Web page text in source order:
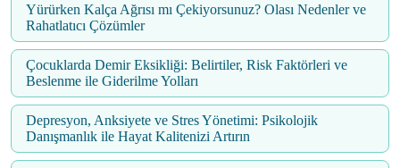
Yürürken Kalça Ağrısı mı Çekiyorsunuz? Olası Nedenler ve
Rahatlatıcı Çözümler
Çocuklarda Demir Eksikliği: Belirtiler, Risk Faktörleri ve
Beslenme ile Giderilme Yolları
Depresyon, Anksiyete ve Stres Yönetimi: Psikolojik
Danışmanlık ile Hayat Kalitenizi Artırın